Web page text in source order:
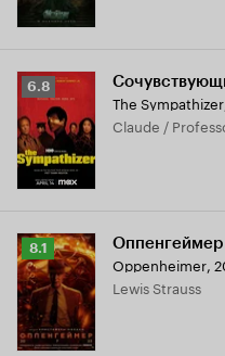
Рейтинг
Кинопоиска
6.8
6.8
The Sympathizer
Claude / Professor
Рейтинг
Кинопоиска
8.1
8.1 Оппенгеймер
Oppenheimer,
Lewis Strauss